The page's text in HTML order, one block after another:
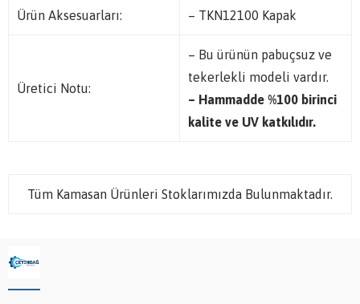
Ürün Aksesuarları: – TKN12100 Kapak
Üretici Notu:
– Bu ürünün pabuçsuz ve
tekerlekli modeli vardır.
– Hammadde %100 birinci
kalite ve UV katkılıdır.
Tüm Kamasan Ürünleri Stoklarımızda Bulunmaktadır.